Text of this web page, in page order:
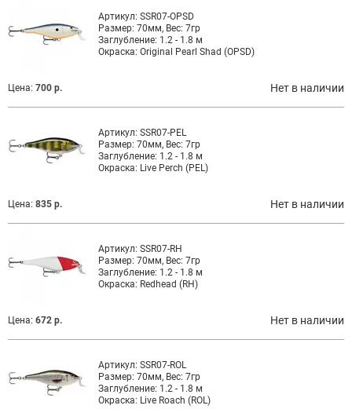
Артикул: SSR07-OPSD
Размер: 70мм, Вес: 7гр
Заглубление: 1.2 - 1.8 м
Окраска: Original Pearl Shad (OPSD)
Цена: 700 р. Нет в наличии
Артикул: SSR07-PEL
Размер: 70мм, Вес: 7гр
Заглубление: 1.2 - 1.8 м
Окраска: Live Perch (PEL)
Цена: 835 р. Нет в наличии
Артикул: SSR07-RH
Размер: 70мм, Вес: 7гр
Заглубление: 1.2 - 1.8 м
Окраска: Redhead (RH)
Цена: 672 р. Нет в наличии
Артикул: SSR07-ROL
Размер: 70мм, Вес: 7гр
Заглубление: 1.2 - 1.8 м
Окраска: Live Roach (ROL)